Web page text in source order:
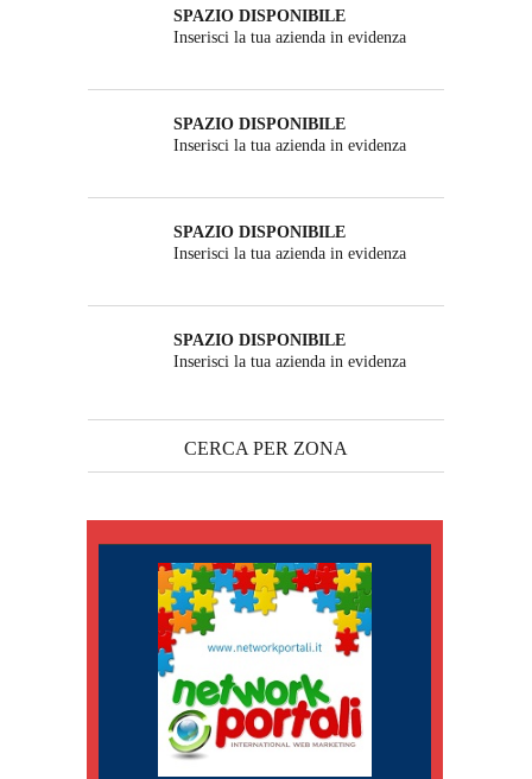
SPAZIO DISPONIBILE
Inserisci la tua azienda in evidenza
SPAZIO DISPONIBILE
Inserisci la tua azienda in evidenza
SPAZIO DISPONIBILE
Inserisci la tua azienda in evidenza
SPAZIO DISPONIBILE
Inserisci la tua azienda in evidenza
CERCA PER ZONA